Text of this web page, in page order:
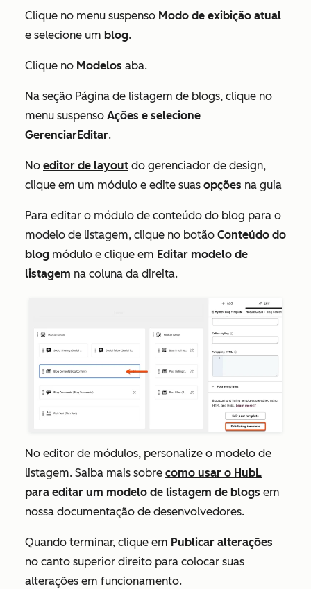
Clique no menu suspenso Modo de exibição atual
e selecione um blog.
Clique no Modelos aba.
Na seção Página de listagem de blogs, clique no
menu suspenso Ações e selecione
GerenciarEditar.
No editor de layout do gerenciador de design,
clique em um módulo e edite suas opções na guia
Para editar o módulo de conteúdo do blog para o
modelo de listagem, clique no botão Conteúdo do
blog módulo e clique em Editar modelo de
listagem na coluna da direita.
No editor de módulos, personalize o modelo de
listagem. Saiba mais sobre como usar o HubL
para editar um modelo de listagem de blogs em
nossa documentação de desenvolvedores.
Quando terminar, clique em Publicar alterações
no canto superior direito para colocar suas
alterações em funcionamento.